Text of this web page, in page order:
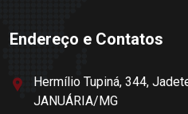
Endereço e Contatos
Hermílio Tupiná, 344,
JANUÁRIA/MG